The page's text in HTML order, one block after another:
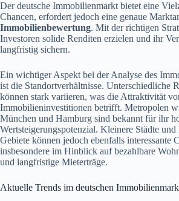
Der deutsche Immobilienmarkt bietet eine
Chancen, erfordert jedoch eine genaue
Immobilienbewertung. Mit der richtigen
Investoren solide Renditen erzielen und ihr
langfristig sichern.
Ein wichtiger Aspekt bei der Analyse des
ist die Standortverhältnisse. Unterschiedliche
können stark variieren, was die Attraktivität
Immobilieninvestitionen betrifft. Metropolen
München und Hamburg sind bekannt für ihr
Wertsteigerungspotenzial. Kleinere Städte
Gebiete können jedoch ebenfalls interessante
insbesondere im Hinblick auf bezahlbare
und langfristige Mieterträge.
Aktuelle Trends im deutschen